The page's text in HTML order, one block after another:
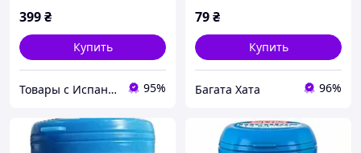
упаковка, 140 г
399₴
Купить
Товары с Испании 95%
79₴
Купить
Багата Хата 96%